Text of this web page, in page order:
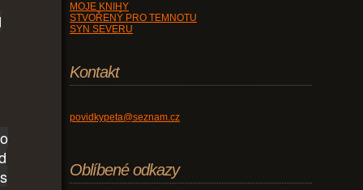
MOJE KNIHY
STVOŘENÝ PRO TEMNOTU
SYN SEVERU
Kontakt
povidkypeta@seznam.cz
Oblíbené odkazy